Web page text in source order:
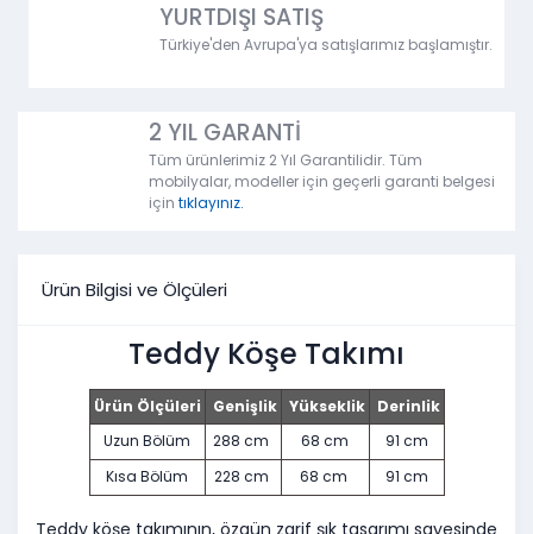
YURTDIŞI SATIŞ
Türkiye'den Avrupa'ya satışlarımız başlamıştır.
2 YIL GARANTİ
Tüm ürünlerimiz 2 Yıl Garantilidir. Tüm
mobilyalar, modeller için geçerli garanti belgesi
için tıklayınız.
Ürün Bilgisi ve Ölçüleri
Teddy Köşe Takımı
Ürün Ölçüleri Genişlik Yükseklik
Derinlik
Uzun Bölüm
288 cm 68 cm
91 cm
Kısa Bölüm
228 cm 68 cm 91 cm